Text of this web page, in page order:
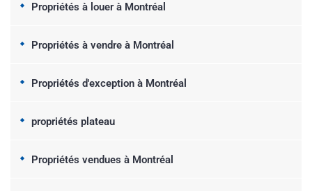
Propriétés à louer à Montréal
Propriétés à vendre à Montréal
Propriétés d'exception à Montréal
propriétés plateau
Propriétés vendues à Montréal